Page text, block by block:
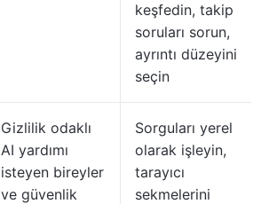
keşfedin, takip
soruları sorun,
ayrıntı düzeyini
seçin
Gizlilik odaklı
AI yardımı
isteyen bireyler
ve güvenlik
Sorguları yerel
olarak işleyin,
tarayıcı
sekmelerini